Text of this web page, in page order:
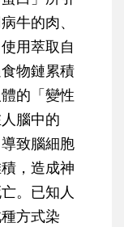
牛的肉、
用萃取自
物鏈累積
的「變性
腦中的
致腦細胞
，造成神
。已知人
方式染